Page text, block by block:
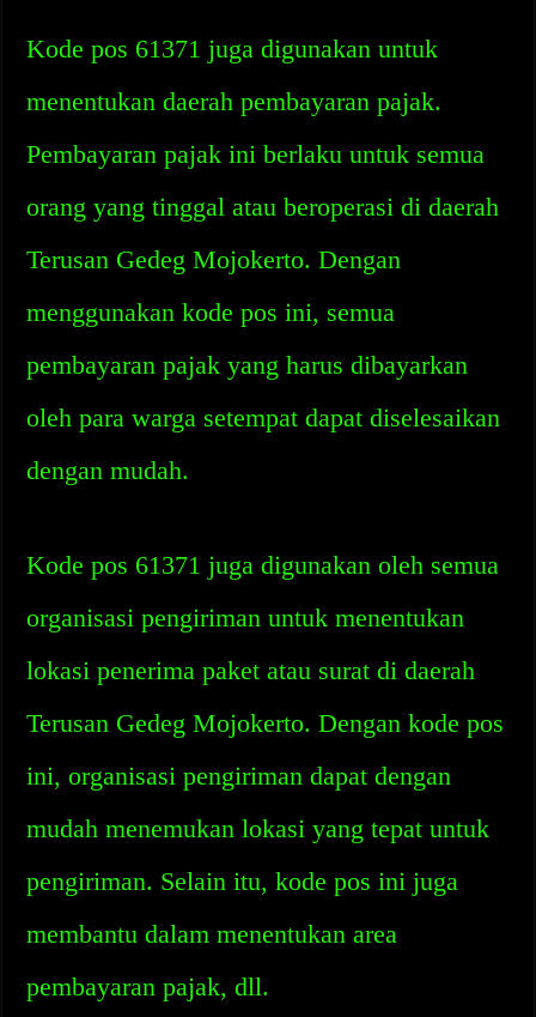
Kode pos 61371 juga digunakan untuk
menentukan daerah pembayaran pajak.
Pembayaran pajak ini berlaku untuk semua
orang yang tinggal atau beroperasi di daerah
Terusan Gedeg Mojokerto. Dengan
menggunakan kode pos ini, semua
pembayaran pajak yang harus dibayarkan
oleh para warga setempat dapat diselesaikan
dengan mudah.
Kode pos 61371 juga digunakan oleh semua
organisasi pengiriman untuk menentukan
lokasi penerima paket atau surat di daerah
Terusan Gedeg Mojokerto. Dengan kode pos
ini, organisasi pengiriman dapat dengan
mudah menemukan lokasi yang tepat untuk
pengiriman. Selain itu, kode pos ini juga
membantu dalam menentukan area
pembayaran pajak, dll.